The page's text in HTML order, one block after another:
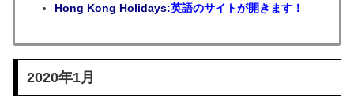
Hong Kong Holidays:英語のサイトが開きます！
2020年1月